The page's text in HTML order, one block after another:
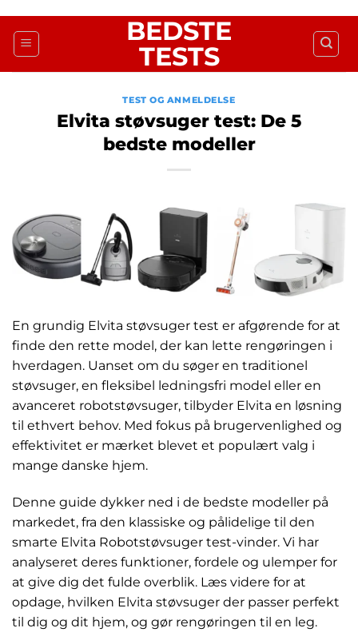
indhold
BEDSTE
TESTS
TEST OG ANMELDELSE
Elvita støvsuger test: De 5
bedste modeller
En grundig Elvita støvsuger test er afgørende for at
finde den rette model, der kan lette rengøringen i
hverdagen. Uanset om du søger en traditionel
støvsuger, en fleksibel ledningsfri model eller en
avanceret robotstøvsuger, tilbyder Elvita en løsning
til ethvert behov. Med fokus på brugervenlighed og
effektivitet er mærket blevet et populært valg i
mange danske hjem.
Denne guide dykker ned i de bedste modeller på
markedet, fra den klassiske og pålidelige til den
smarte Elvita Robotstøvsuger test-vinder. Vi har
analyseret deres funktioner, fordele og ulemper for
at give dig det fulde overblik. Læs videre for at
opdage, hvilken Elvita støvsuger der passer perfekt
til dig og dit hjem, og gør rengøringen til en leg.